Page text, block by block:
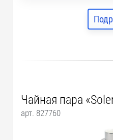
Чайная пара
арт. 827760